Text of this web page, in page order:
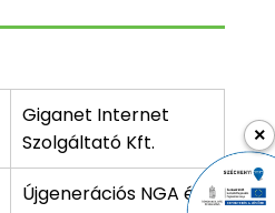
Giganet Internet
Szolgáltató Kft.
Újgenerációs NGA és
×